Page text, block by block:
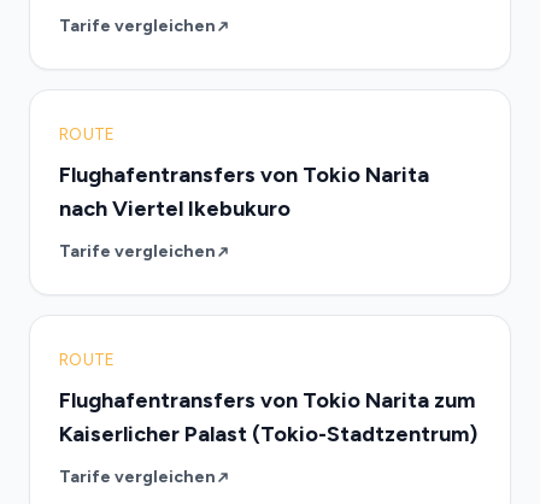
Tarife vergleichen
ROUTE
Flughafentransfers von Tokio Narita
nach Viertel Ikebukuro
Tarife vergleichen
ROUTE
Flughafentransfers von Tokio Narita zum
Kaiserlicher Palast (Tokio-Stadtzentrum)
Tarife vergleichen